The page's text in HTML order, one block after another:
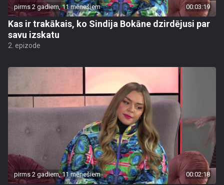
pirms 2 gadiem, 11 mēnešiem 00:03:19
Kas ir trakākais, ko Sindija Bokāne dzirdējusi par
savu izskatu
2. epizode
pirms 2 gadiem, 11 mēnešiem 00:02:18